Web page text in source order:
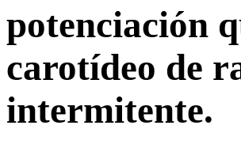
potenciación
carotídeo de
intermitente.